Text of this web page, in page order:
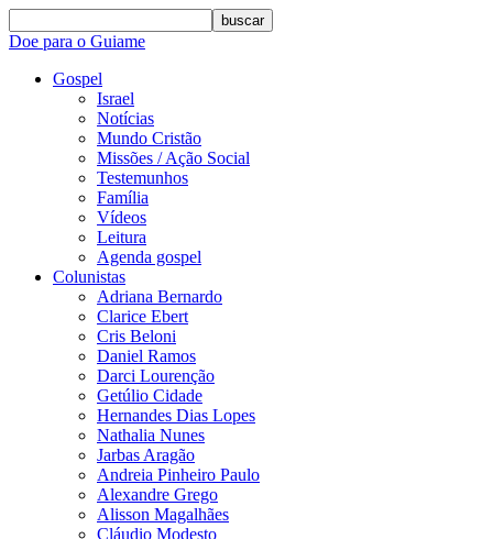
buscar
Doe para o Guiame
Gospel
Israel
Notícias
Mundo Cristão
Missões / Ação Social
Testemunhos
Família
Vídeos
Leitura
Agenda gospel
Colunistas
Adriana Bernardo
Clarice Ebert
Cris Beloni
Daniel Ramos
Darci Lourenção
Getúlio Cidade
Hernandes Dias Lopes
Nathalia Nunes
Jarbas Aragão
Andreia Pinheiro Paulo
Alexandre Grego
Alisson Magalhães
Cláudio Modesto